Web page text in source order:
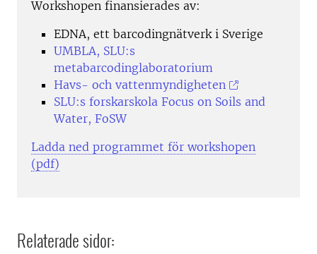
Workshopen finansierades av:
EDNA, ett barcodingnätverk i Sverige
UMBLA, SLU:s
metabarcodinglaboratorium
Havs- och vattenmyndigheten
SLU:s forskarskola Focus on Soils and
Water, FoSW
Ladda ned programmet för workshopen
(pdf)
Relaterade sidor: